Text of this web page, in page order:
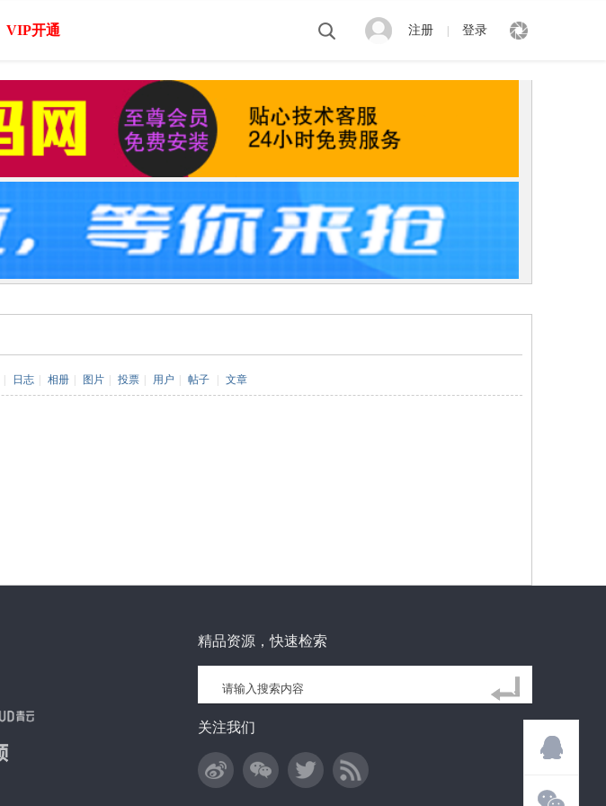
VIP开通 注册 登录
| 日志 | 相册 | 图片 | 投票 | 用户 | 帖子 | 文章
精品资源，快速检索
关注我们